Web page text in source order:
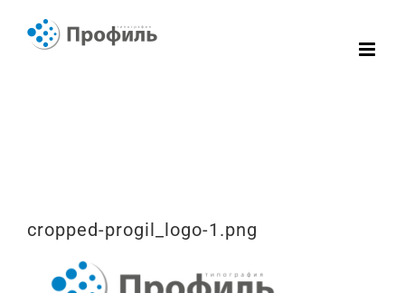
cropped-progil_logo-1.png